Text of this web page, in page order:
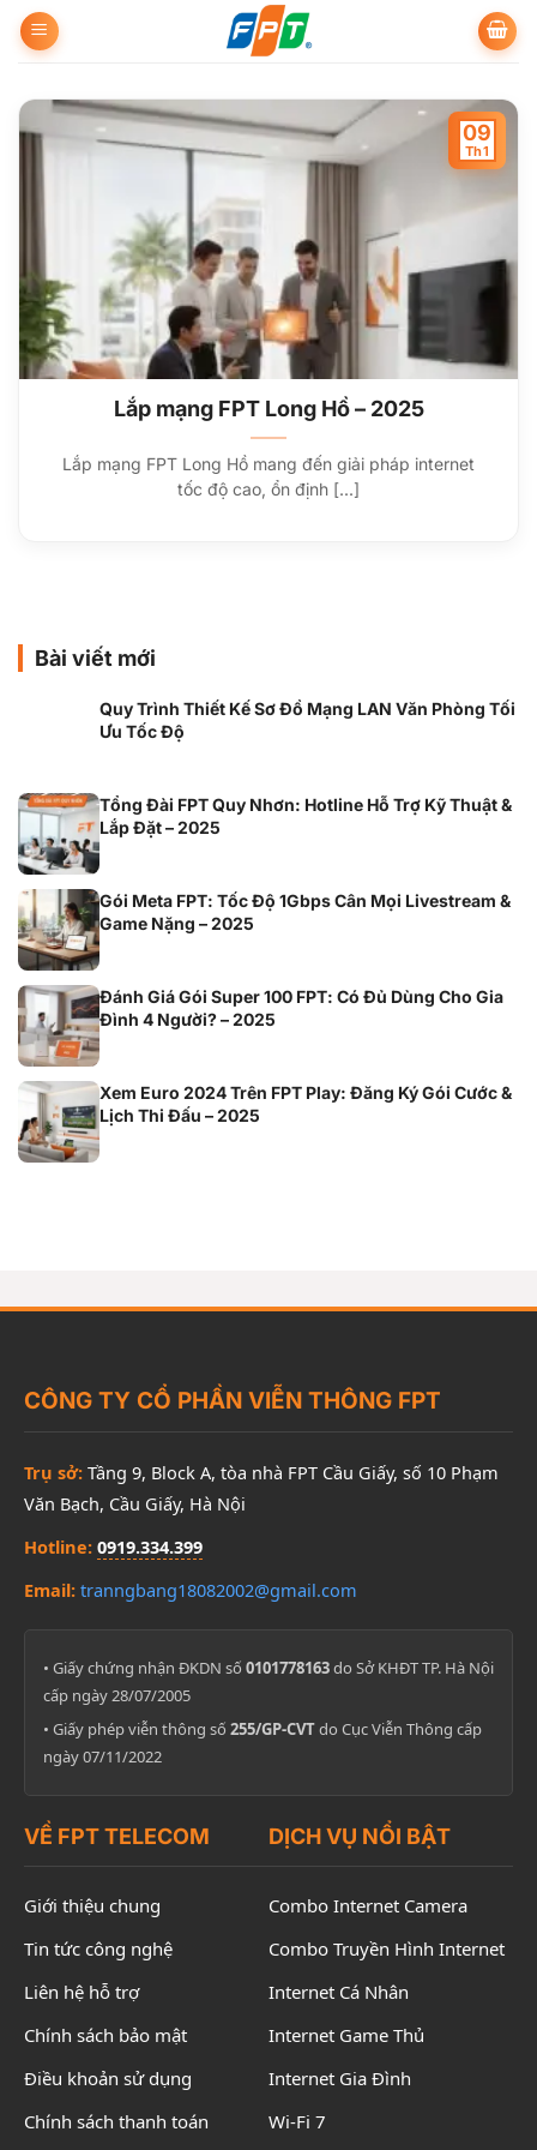
qua
dung
Lắp mạng FPT Long Hồ – 2025
Lắp mạng FPT Long Hồ mang đến giải pháp internet
tốc độ cao, ổn định [...]
09
Th1
Bài viết mới
Quy Trình Thiết Kế Sơ Đồ Mạng LAN Văn Phòng Tối
Ưu Tốc Độ
Tổng Đài FPT Quy Nhơn: Hotline Hỗ Trợ Kỹ Thuật &
Lắp Đặt – 2025
Gói Meta FPT: Tốc Độ 1Gbps Cân Mọi Livestream &
Game Nặng – 2025
Đánh Giá Gói Super 100 FPT: Có Đủ Dùng Cho Gia
Đình 4 Người? – 2025
Xem Euro 2024 Trên FPT Play: Đăng Ký Gói Cước &
Lịch Thi Đấu – 2025
CÔNG TY CỔ PHẦN VIỄN THÔNG FPT
Trụ sở: Tầng 9, Block A, tòa nhà FPT Cầu Giấy, số 10 Phạm
Văn Bạch, Cầu Giấy, Hà Nội
Hotline: 0919.334.399
Email: tranngbang18082002@gmail.com
• Giấy chứng nhận ĐKDN số 0101778163do Sở KHĐT TP. Hà Nội
cấp ngày 28/07/2005
• Giấy phép viễn thông số 255/GP-CVTdo Cục Viễn Thông cấp
ngày 07/11/2022
VỀ FPT TELECOM
Giới thiệu chung
Tin tức công nghệ
Liên hệ hỗ trợ
Chính sách bảo mật
Điều khoản sử dụng
Chính sách thanh toán
DỊCH VỤ NỔI BẬT
Combo Internet Camera
Combo Truyền Hình Internet
Internet Cá Nhân
Internet Game Thủ
Internet Gia Đình
Wi-Fi 7